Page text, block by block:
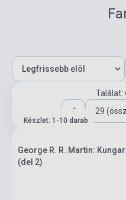
Találat:
29
Készlet: 1-10 darab
George R. R. Martin:
(del 2)